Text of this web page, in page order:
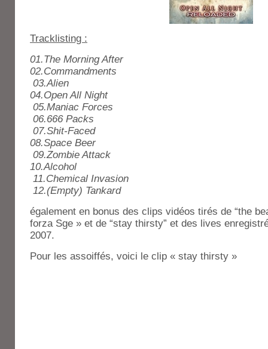
Tracklisting :
01.The Morning After
02.Commandments
03.Alien
04.Open All Night
05.Maniac Forces
06.666 Packs
07.Shit-Faced
08.Space Beer
09.Zombie Attack
10.Alcohol
11.Chemical Invasion
12.(Empty) Tankard
également en bonus des clips vidéos tirés de “the
forza Sge » et de “stay thirsty” et des lives
2007.
Pour les assoiffés, voici le clip « stay thirsty »